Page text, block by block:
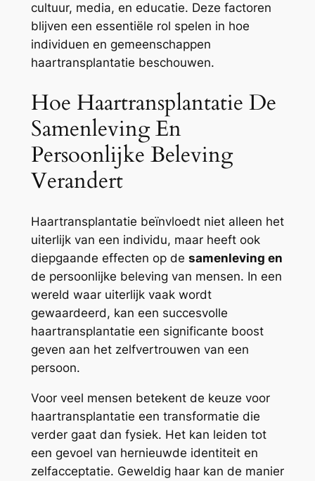
cultuur, media, en educatie. Deze factoren
blijven een essentiële rol spelen in hoe
individuen en gemeenschappen
haartransplantatie beschouwen.
Hoe Haartransplantatie De
Samenleving En
Persoonlijke Beleving
Verandert
Haartransplantatie beïnvloedt niet alleen het
uiterlijk van een individu, maar heeft ook
diepgaande effecten op de samenleving en
de persoonlijke beleving van mensen. In een
wereld waar uiterlijk vaak wordt
gewaardeerd, kan een succesvolle
haartransplantatie een significante boost
geven aan het zelfvertrouwen van een
persoon.
Voor veel mensen betekent de keuze voor
haartransplantatie een transformatie die
verder gaat dan fysiek. Het kan leiden tot
een gevoel van hernieuwde identiteit en
zelfacceptatie. Geweldig haar kan de manier